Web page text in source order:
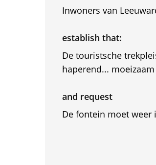
Inwoners van
establish that:
De touristsche
haperend...
and request
De fontein moet weer